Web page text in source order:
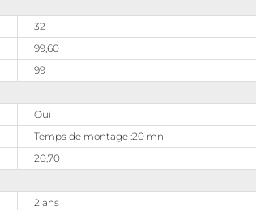
32
99,60
99
Oui
Temps de montage :20 mn
20,70
2 ans